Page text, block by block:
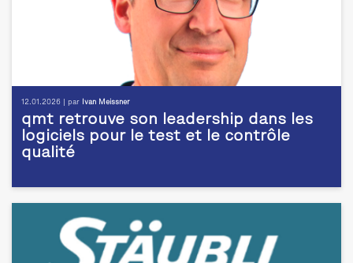
12.01.2026 | par Ivan Meissner
qmt retrouve son leadership dans les
logiciels pour le test et le contrôle
qualité